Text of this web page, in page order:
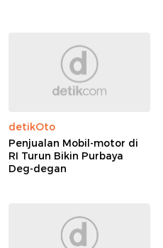
detikOto
Penjualan Mobil-motor di
RI Turun Bikin Purbaya
Deg-degan